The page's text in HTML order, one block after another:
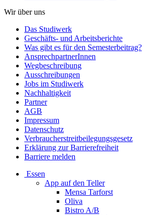
Wir über uns
Das Studiwerk
Geschäfts- und Arbeitsberichte
Was gibt es für den Semesterbeitrag?
AnsprechpartnerInnen
Wegbeschreibung
Ausschreibungen
Jobs im Studiwerk
Nachhaltigkeit
Partner
AGB
Impressum
Datenschutz
Verbraucherstreitbeilegungsgesetz
Erklärung zur Barrierefreiheit
Barriere melden
Essen
App auf den Teller
Mensa Tarforst
Oliva
Bistro A/B